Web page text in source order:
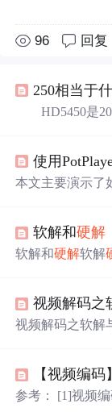
96 回复
250相当于
HD5450是
家庭的需求，那
家简单来介绍一
使用
本文主要演示了
软解和硬解
软解和硬解软解
件就是CPU。
行运算，所以对
持，兼容性非常
装好相应的解码
有丰富的滤镜，
视频解码之
视频解码之软解
视频的解码，是
用软件进行解码
【视频编
参考： [1]